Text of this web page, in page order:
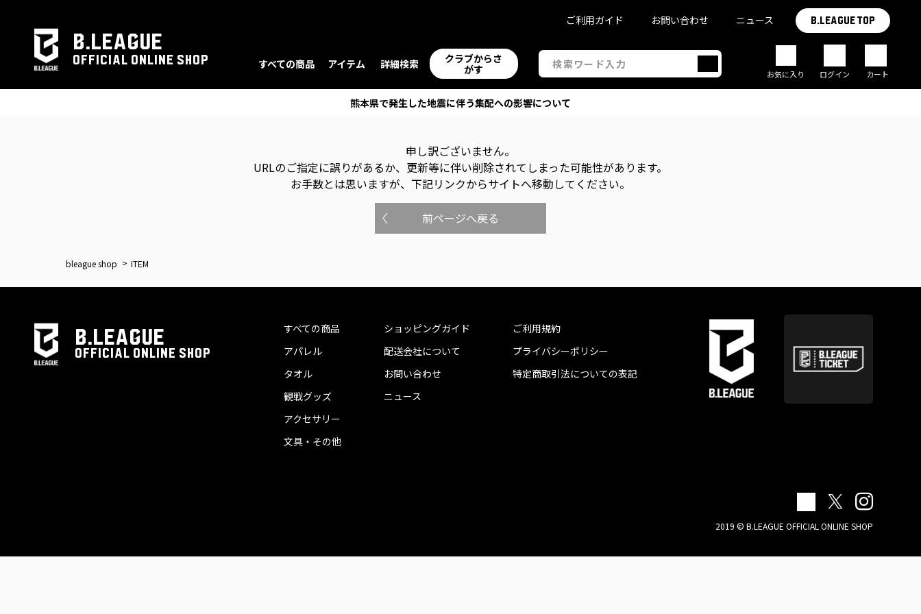
B.LEAGUE
OFFICIAL ONLINE SHOP すべての商品 アイテム 詳細検索
クラブからさ
がす
ご利用ガイド お問い合わせ ニュース B.LEAGUE TOP
お気に入り ログイン カート
熊本県で発生した地震に伴う集配への影響について
申し訳ございません。
URLのご指定に誤りがあるか、更新等に伴い削除されてしまった可能性があります。
お手数とは思いますが、下記リンクからサイトへ移動してください。
前ページへ戻る
bleague shop ITEM
B.LEAGUE
OFFICIAL ONLINE SHOP
すべての商品
アパレル
タオル
観戦グッズ
アクセサリー
文具・その他
ショッピングガイド
配送会社について
お問い合わせ
ニュース
ご利用規約
プライバシーポリシー
特定商取引法についての表記
2019 © B.LEAGUE OFFICIAL ONLINE SHOP